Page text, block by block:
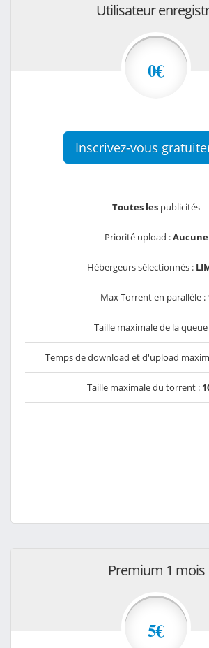
Utilisateur
0€
Inscrivez-vous
Toutes les publicités
Priorité upload :Aucune
Hébergeurs sélectionnés :
Max Torrent en parallèle :
Taille maximale de la queue
Temps de download et d'upload
Taille maximale du torrent :
Premium 1 mois
5€